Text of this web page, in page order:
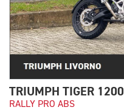
TRIUMPH TIGER 1200
RALLY PRO ABS